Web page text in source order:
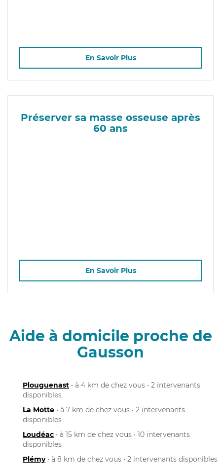
En Savoir Plus
Préserver sa masse osseuse après
60 ans
En Savoir Plus
Aide à domicile proche de
Gausson
Plouguenast • à 4 km de chez vous • 2 intervenants
disponibles
La Motte • à 7 km de chez vous • 2 intervenants
disponibles
Loudéac • à 15 km de chez vous • 10 intervenants
disponibles
Plémy• à 8 km de chez vous • 2 intervenants disponibles